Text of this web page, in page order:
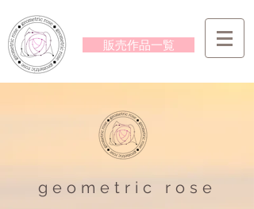
販売作品一覧
ge ometric rose